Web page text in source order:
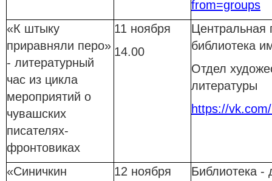
from=groups
«К штыку
приравняли перо»
- литературный
час из цикла
мероприятий о
чувашских
писателях-
фронтовиках
11 ноября
14.00
Центральная
библиотека
Отдел
литературы
https://
«Синичкин
12 ноября
Библиотека -